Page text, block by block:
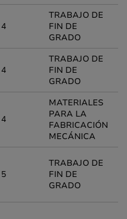
4
TRABAJO DE
FIN DE
GRADO
4
TRABAJO DE
FIN DE
GRADO
4
MATERIALES
PARA LA
FABRICACIÓN
MECÁNICA
5
TRABAJO DE
FIN DE
GRADO